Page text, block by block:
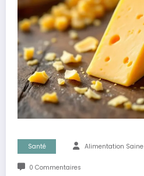
Santé Alimentation Saine
0 Commentaires